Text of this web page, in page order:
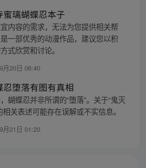
蜜璃蝴蝶忍本子
内容的需求，无法为您提供相关帮
一部优秀的动漫作品，建议您以积
式欣赏和讨论。
月20日 06:40
忍堕落有图有真相
蝴蝶忍并非所谓的“堕落”。关于“鬼灭
关表述可能存在误解或不实信息。
月21日 01:20